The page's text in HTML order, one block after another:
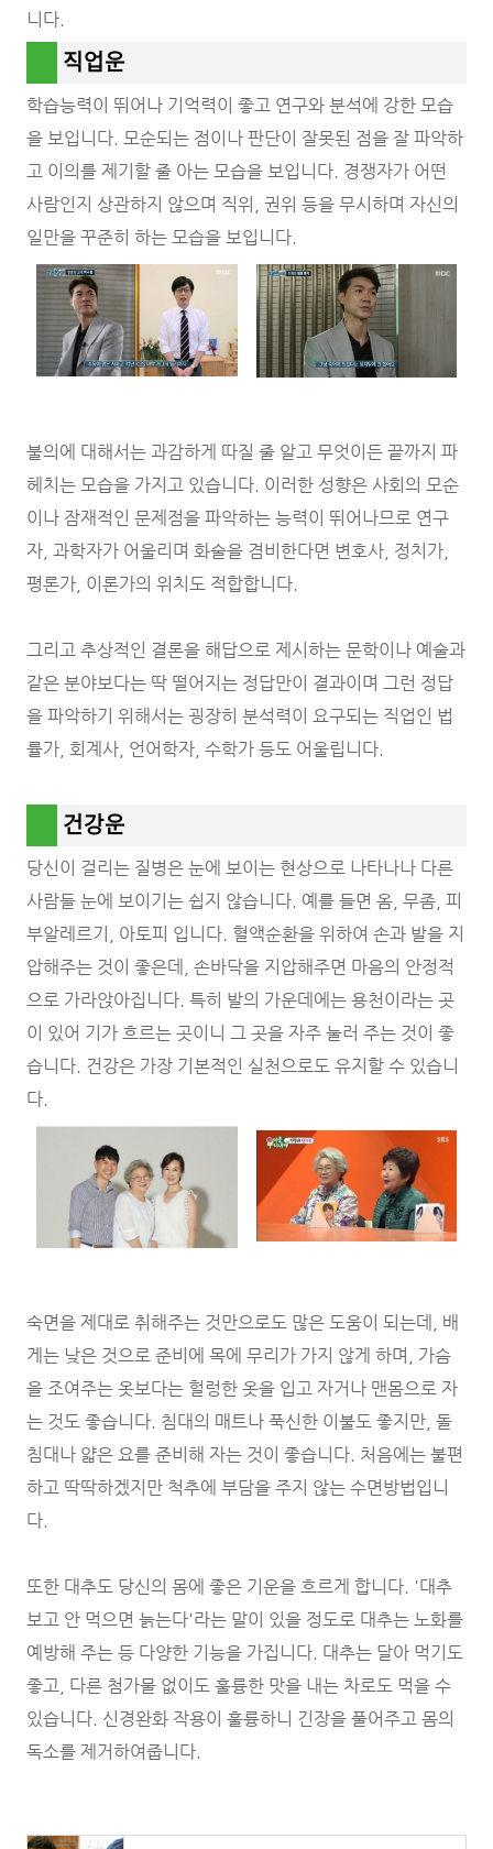
니다.
직업운
학습능력이 뛰어나 기억력이 좋고 연구와 분석에 강한 모습
을 보입니다. 모순되는 점이나 판단이 잘못된 점을 잘 파악하
고 이의를 제기할 줄 아는 모습을 보입니다. 경쟁자가 어떤
사람인지 상관하지 않으며 직위, 권위 등을 무시하며 자신의
일만을 꾸준히 하는 모습을 보입니다.
불의에 대해서는 과감하게 따질 줄 알고 무엇이든 끝까지 파
헤치는 모습을 가지고 있습니다. 이러한 성향은 사회의 모순
이나 잠재적인 문제점을 파악하는 능력이 뛰어나므로 연구
자, 과학자가 어울리며 화술을 겸비한다면 변호사, 정치가,
평론가, 이론가의 위치도 적합합니다.
그리고 추상적인 결론을 해답으로 제시하는 문학이나 예술과
같은 분야보다는 딱 떨어지는 정답만이 결과이며 그런 정답
을 파악하기 위해서는 굉장히 분석력이 요구되는 직업인 법
률가, 회계사, 언어학자, 수학가 등도 어울립니다.
건강운
당신이 걸리는 질병은 눈에 보이는 현상으로 나타나나 다른
사람들 눈에 보이기는 쉽지 않습니다. 예를 들면 옴, 무좀, 피
부알레르기, 아토피 입니다. 혈액순환을 위하여 손과 발을 지
압해주는 것이 좋은데, 손바닥을 지압해주면 마음의 안정적
으로 가라앉아집니다. 특히 발의 가운데에는 용천이라는 곳
이 있어 기가 흐르는 곳이니 그 곳을 자주 눌러 주는 것이 좋
습니다. 건강은 가장 기본적인 실천으로도 유지할 수 있습니
다.
숙면을 제대로 취해주는 것만으로도 많은 도움이 되는데, 배
게는 낮은 것으로 준비에 목에 무리가 가지 않게 하며, 가슴
을 조여주는 옷보다는 헐렁한 옷을 입고 자거나 맨몸으로 자
는 것도 좋습니다. 침대의 매트나 푹신한 이불도 좋지만, 돌
침대나 얇은 요를 준비해 자는 것이 좋습니다. 처음에는 불편
하고 딱딱하겠지만 척추에 부담을 주지 않는 수면방법입니
다.
또한 대추도 당신의 몸에 좋은 기운을 흐르게 합니다. '대추
보고 안 먹으면 늙는다'라는 말이 있을 정도로 대추는 노화를
예방해 주는 등 다양한 기능을 가집니다. 대추는 달아 먹기도
좋고, 다른 첨가물 없이도 훌륭한 맛을 내는 차로도 먹을 수
있습니다. 신경완화 작용이 훌륭하니 긴장을 풀어주고 몸의
독소를 제거하여줍니다.